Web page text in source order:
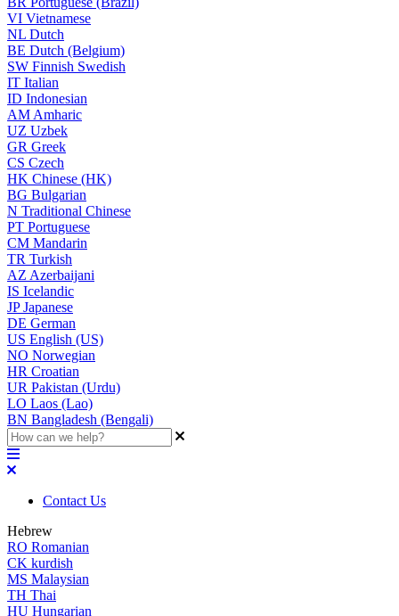
VI Vietnamese
NL Dutch
BE Dutch (Belgium)
SW Finnish Swedish
IT Italian
ID Indonesian
AM Amharic
UZ Uzbek
GR Greek
CS Czech
HK Chinese (HK)
BG Bulgarian
N Traditional Chinese
PT Portuguese
CM Mandarin
TR Turkish
AZ Azerbaijani
IS Icelandic
JPJapanese
DE German
US English (US)
NO Norwegian
HR Croatian
UR Pakistan (Urdu)
LO Laos (Lao)
BN Bangladesh (Bengali)
Contact Us
Hebrew
RO Romanian
CK kurdish
MS Malaysian
TH Thai
HU Hungarian